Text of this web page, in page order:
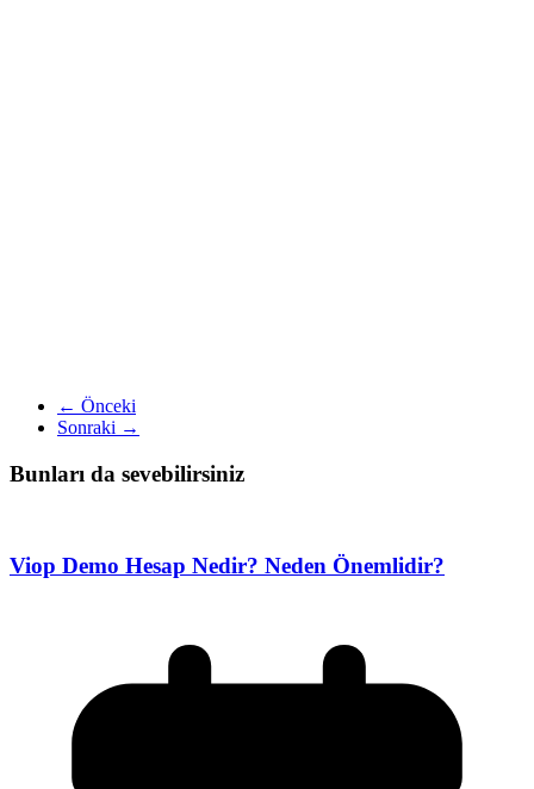
← Önceki
Sonraki →
Bunları da sevebilirsiniz
Viop Demo Hesap Nedir? Neden Önemlidir?